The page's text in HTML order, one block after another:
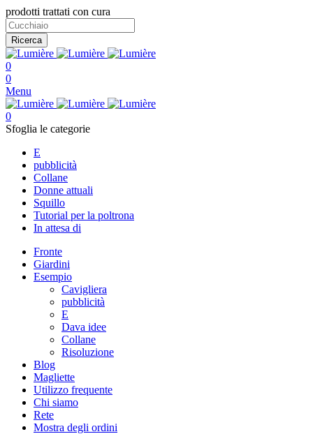
prodotti trattati con cura
Ricerca
0
0
Menu
0
Sfoglia le categorie
E
pubblicità
Collane
Donne attuali
Squillo
Tutorial per la poltrona
In attesa di
Fronte
Giardini
Esempio
Cavigliera
pubblicità
E
Dava idee
Collane
Risoluzione
Blog
Magliette
Utilizzo frequente
Chi siamo
Rete
Mostra degli ordini